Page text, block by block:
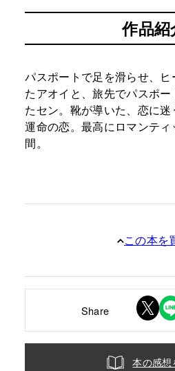
作品紹
パスポートで足を滑らせ、
たアオイと、旅先でパスポ
たセン。靴が導いた、恋に
運命の恋。最高にロマンテ
間。
この本を
Share
本の感想